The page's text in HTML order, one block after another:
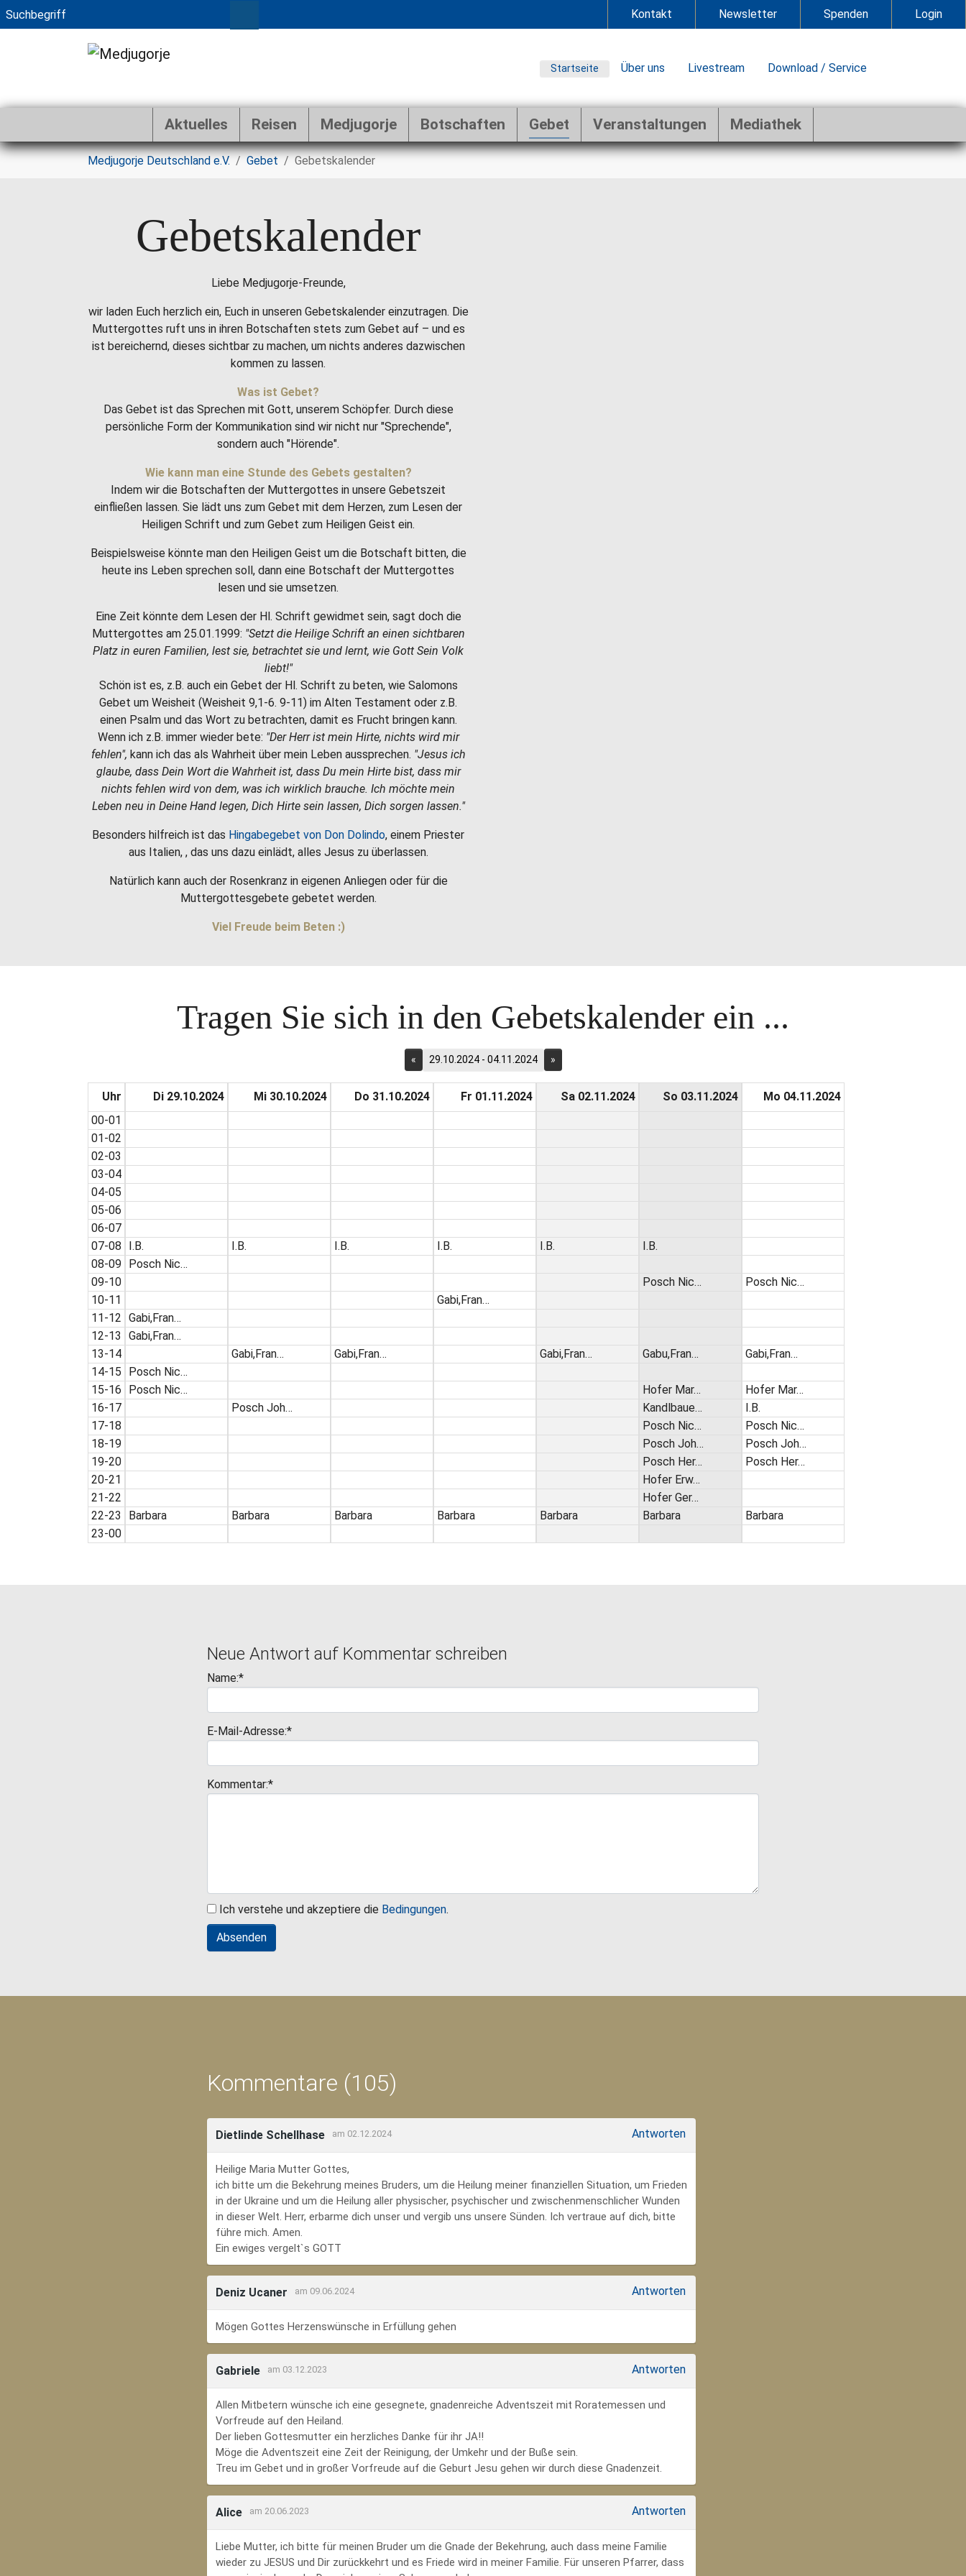
Zum Hauptinhalt springen
Kontakt Newsletter Spenden Login
Startseite Über uns Livestream Download / Service
Aktuelles Reisen Medjugorje Botschaften Gebet Veranstaltungen Mediathek
Sie sind hier:
Medjugorje Deutschland e.V. Gebet Gebetskalender
Gebetskalender
Liebe Medjugorje-Freunde,
wir laden Euch herzlich ein, Euch in unseren Gebetskalender einzutragen. Die
Muttergottes ruft uns in ihren Botschaften stets zum Gebet auf – und es
ist bereichernd, dieses sichtbar zu machen, um nichts anderes dazwischen
kommen zu lassen.
Was ist Gebet?
Das Gebet ist das Sprechen mit Gott, unserem Schöpfer. Durch diese
persönliche Form der Kommunikation sind wir nicht nur "Sprechende",
sondern auch "Hörende".
Wie kann man eine Stunde des Gebets gestalten?
Indem wir die Botschaften der Muttergottes in unsere Gebetszeit
einfließen lassen. Sie lädt uns zum Gebet mit dem Herzen, zum Lesen der
Heiligen Schrift und zum Gebet zum Heiligen Geist ein.
Beispielsweise könnte man den Heiligen Geist um die Botschaft bitten, die
heute ins Leben sprechen soll, dann eine Botschaft der Muttergottes
lesen und sie umsetzen.
Eine Zeit könnte dem Lesen der Hl. Schrift gewidmet sein, sagt doch die
Muttergottes am 25.01.1999: "Setzt die Heilige Schrift an einen sichtbaren
Platz in euren Familien, lest sie, betrachtet sie und lernt, wie Gott Sein Volk
liebt!"
Schön ist es, z.B. auch ein Gebet der Hl. Schrift zu beten, wie Salomons
Gebet um Weisheit (Weisheit 9,1-6. 9-11) im Alten Testament oder z.B.
einen Psalm und das Wort zu betrachten, damit es Frucht bringen kann.
Wenn ich z.B. immer wieder bete: "Der Herr ist mein Hirte, nichts wird mir
fehlen", kann ich das als Wahrheit über mein Leben aussprechen. "Jesus ich
glaube, dass Dein Wort die Wahrheit ist, dass Du mein Hirte bist, dass mir
nichts fehlen wird von dem, was ich wirklich brauche. Ich möchte mein
Leben neu in Deine Hand legen, Dich Hirte sein lassen, Dich sorgen lassen."
Besonders hilfreich ist das Hingabegebet von Don Dolindo, einem Priester
aus Italien, , das uns dazu einlädt, alles Jesus zu überlassen.
Natürlich kann auch der Rosenkranz in eigenen Anliegen oder für die
Muttergottesgebete gebetet werden.
Viel Freude beim Beten :)
Tragen Sie sich in den Gebetskalender ein ...
« 29.10.2024 - 04.11.2024 »
Uhr
00-01
01-02
02-03
03-04
04-05
05-06
06-07
07-08
08-09
09-10
10-11
11-12
12-13
13-14
14-15
15-16
16-17
17-18
18-19
19-20
20-21
21-22
22-23
23-00
Di 29.10.2024
I.B.
Posch Nic…
Gabi,Fran…
Gabi,Fran…
Posch Nic…
Posch Nic…
Barbara
Mi 30.10.2024
I.B.
Gabi,Fran…
Posch Joh…
Barbara
Do 31.10.2024
I.B.
Gabi,Fran…
Barbara
Fr 01.11.2024
I.B.
Gabi,Fran…
Barbara
Sa 02.11.2024
I.B.
Gabi,Fran…
Barbara
So 03.11.2024
I.B.
Posch Nic…
Gabu,Fran…
Hofer Mar…
Kandlbaue…
Posch Nic…
Posch Joh…
Posch Her…
Hofer Erw…
Hofer Ger…
Barbara
Mo 04.11.2024
Posch Nic…
Gabi,Fran…
Hofer Mar…
I.B.
Posch Nic…
Posch Joh…
Posch Her…
Barbara
Neue Antwort auf Kommentar schreiben
Name:*
E-Mail-Adresse:*
Kommentar:*
Ich verstehe und akzeptiere die Bedingungen.
Kommentare (105)
Dietlinde Schellhase am 02.12.2024 Antworten
Heilige Maria Mutter Gottes,
ich bitte um die Bekehrung meines Bruders, um die Heilung meiner finanziellen Situation, um Frieden
in der Ukraine und um die Heilung aller physischer, psychischer und zwischenmenschlicher Wunden
in dieser Welt. Herr, erbarme dich unser und vergib uns unsere Sünden. Ich vertraue auf dich, bitte
führe mich. Amen.
Ein ewiges vergelt`s GOTT
Deniz Ucaner am 09.06.2024 Antworten
Mögen Gottes Herzenswünsche in Erfüllung gehen
Gabriele am 03.12.2023 Antworten
Allen Mitbetern wünsche ich eine gesegnete, gnadenreiche Adventszeit mit Roratemessen und
Vorfreude auf den Heiland.
Der lieben Gottesmutter ein herzliches Danke für ihr JA!!
Möge die Adventszeit eine Zeit der Reinigung, der Umkehr und der Buße sein.
Treu im Gebet und in großer Vorfreude auf die Geburt Jesu gehen wir durch diese Gnadenzeit.
Alice am 20.06.2023 Antworten
Liebe Mutter, ich bitte für meinen Bruder um die Gnade der Bekehrung, auch dass meine Familie
wieder zu JESUS und Dir zurückkehrt und es Friede wird in meiner Familie. Für unseren Pfarrer, dass